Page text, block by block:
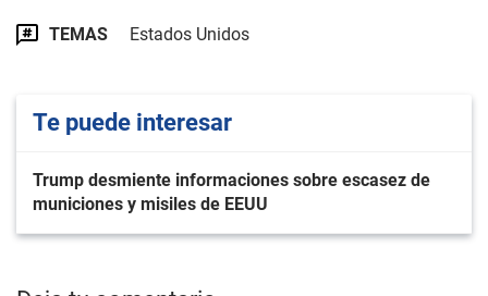
TEMAS Estados Unidos
Te puede interesar
Trump desmiente informaciones sobre escasez de
municiones y misiles de EEUU